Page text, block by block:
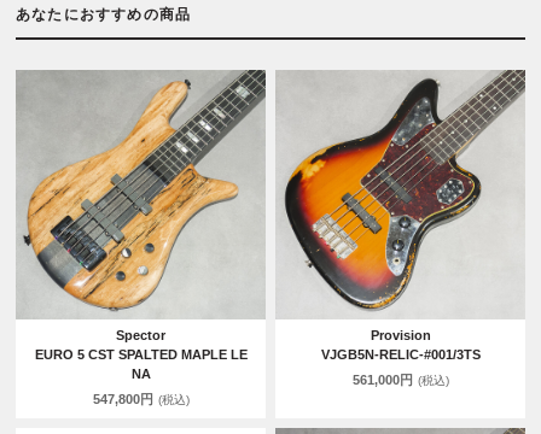
あなたにおすすめの商品
Spector
EURO 5 CST SPALTED MAPLE LE
NA
547,800円 (税込)
Provision
VJGB5N-RELIC-#001/3TS
561,000円 (税込)